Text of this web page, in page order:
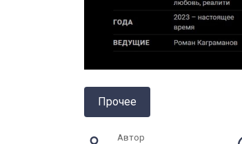
Прочее
Автор